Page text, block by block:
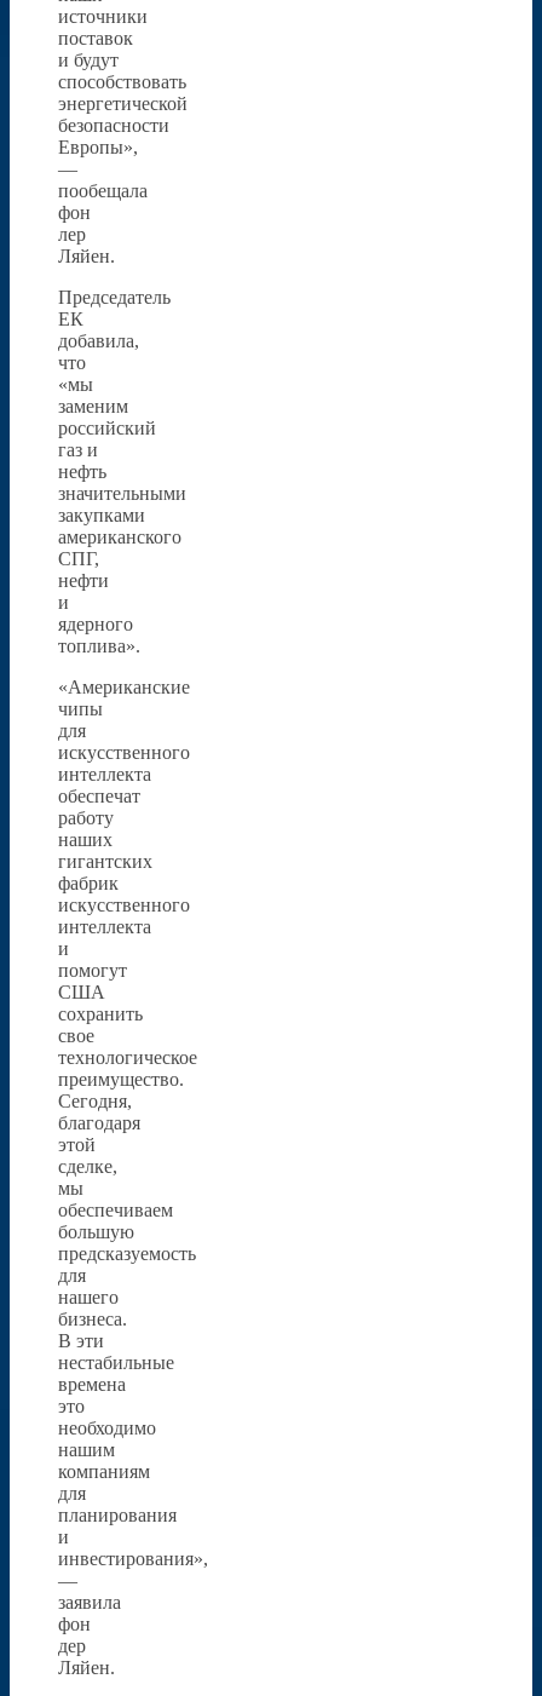
источники
поставок
и будут
способствовать
энергетической
безопасности
Европы»,
—
пообещала
фон
лер
Ляйен.
Председатель
ЕК
добавила,
что
«мы
заменим
российский
газ и
нефть
значительными
закупками
американского
СПГ,
нефти
и
ядерного
топлива».
«Американские
чипы
для
искусственного
интеллекта
обеспечат
работу
наших
гигантских
фабрик
искусственного
интеллекта
и
помогут
США
сохранить
свое
технологическое
преимущество.
Сегодня,
благодаря
этой
сделке,
мы
обеспечиваем
большую
предсказуемость
для
нашего
бизнеса.
В эти
нестабильные
времена
это
необходимо
нашим
компаниям
для
планирования
и
инвестирования»,
—
заявила
фон
дер
Ляйен.